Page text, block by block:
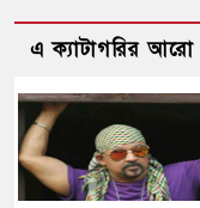
এ ক্যাটাগরির আরো